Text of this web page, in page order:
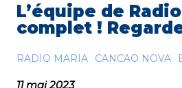
L’équipe de
complet !
RADIO MARIA CANCAO NOVA
11 mai 2023